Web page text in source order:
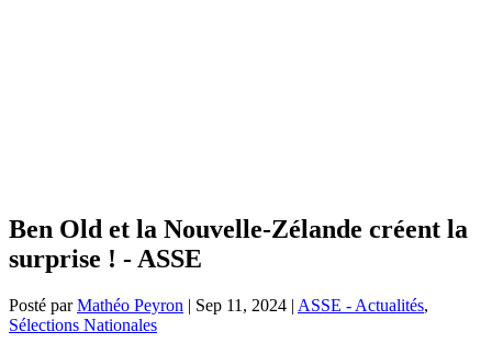
Ben Old et la Nouvelle-Zélande créent la
surprise ! - ASSE
Posté parMathéo Peyron | Sep 11, 2024 | ASSE - Actualités,
Sélections Nationales